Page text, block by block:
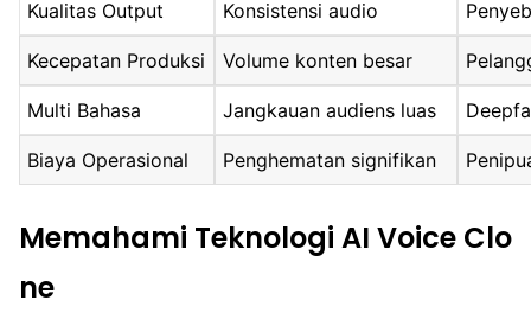
Kualitas Output Konsistensi audio
Kecepatan Produksi Volume konten besar
Multi Bahasa Jangkauan audiens luas
Biaya Operasional Penghematan signifikan
Memahami Teknologi AI Voice Clo
ne